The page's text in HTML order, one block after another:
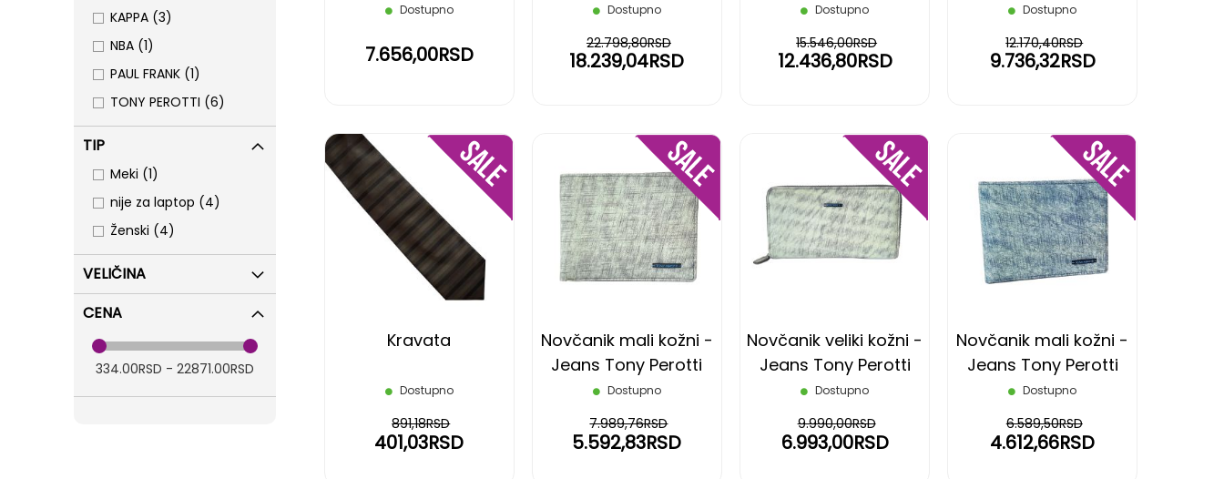
Dostupno
7.656,00RSD
Dostupno
18.239,04RSD
22.798,80RSD
Dostupno
12.436,80RSD
15.546,00RSD
Dostupno
9.736,32RSD
12.170,40RSD
Kravata
Dostupno
401,03RSD
891,18RSD
DODAJ
NA
Novčanik mali kožni -
Jeans Tony Perotti
Dostupno
5.592,83RSD
7.989,76RSD
DODAJ
NA
Novčanik veliki kožni -
Jeans Tony Perotti
Dostupno
6.993,00RSD
9.990,00RSD
DODAJ
NA
Novčanik mali kožni -
Jeans Tony Perotti
Dostupno
4.612,66RSD
6.589,50RSD
DODAJ
NA
KAPPA 3
items
NBA 1
item
PAUL FRANK 1
item
TONY PEROTTI 6
items
TIP
Meki 1
item
nije za laptop
4
items
Ženski
4
items
VELIČINA
CENA
334.00RSD - 22871.00RSD